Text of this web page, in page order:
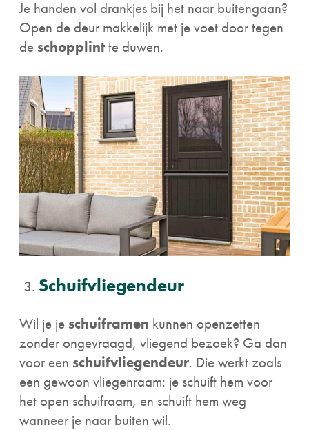
Je handen vol drankjes bij het naar buitengaan?
Open de deur makkelijk met je voet door tegen
de schopplintte duwen.
Schuifvliegendeur
Wil je je schuiframen kunnen openzetten
zonder ongevraagd, vliegend bezoek? Ga dan
voor een schuifvliegendeur. Die werkt zoals
een gewoon vliegenraam: je schuift hem voor
het open schuifraam, en schuift hem weg
wanneer je naar buiten wil.